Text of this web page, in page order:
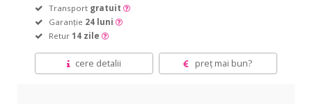
Transport gratuit
Garanție 24 luni
Retur 14 zile
cere detalii preț mai bun?